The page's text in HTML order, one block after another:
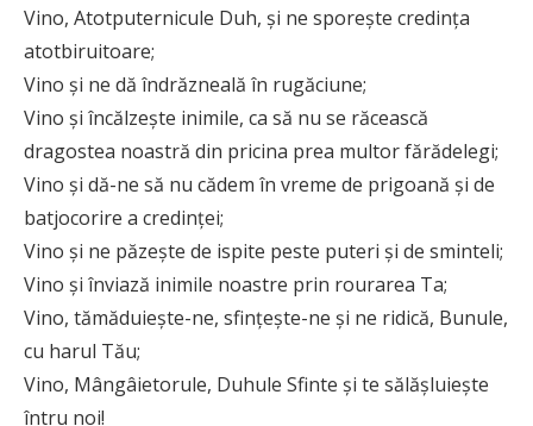
Vino, Atotputernicule Duh, și ne sporește credința
atotbiruitoare;
Vino și ne dă îndrăzneală în rugăciune;
Vino și încălzește inimile, ca să nu se răcească
dragostea noastră din pricina prea multor fărădelegi;
Vino și dă-ne să nu cădem în vreme de prigoană și de
batjocorire a credinței;
Vino și ne păzește de ispite peste puteri și de sminteli;
Vino și înviază inimile noastre prin rourarea Ta;
Vino, tămăduiește-ne, sfințește-ne și ne ridică, Bunule,
cu harul Tău;
Vino, Mângâietorule, Duhule Sfinte și te sălășluiește
întru noi!